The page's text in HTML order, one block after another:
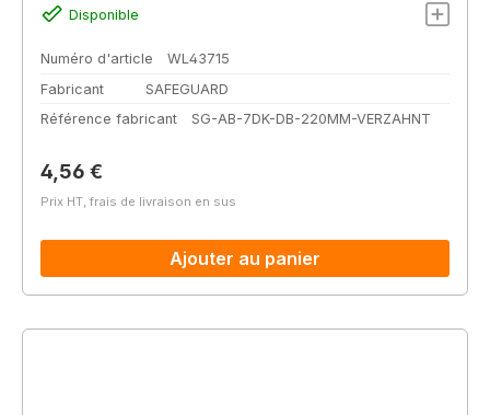
Disponible
Numéro d'article
WL43715
Fabricant
SAFEGUARD
Référence fabricant
SG-AB-7DK-DB-220MM-VERZAHNT
Prix régulier :
4,56 €
Prix HT, frais de livraison en sus
Ajouter au panier